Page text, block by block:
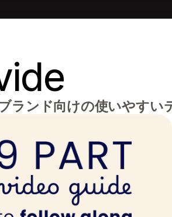
ランド向けの使いやすい